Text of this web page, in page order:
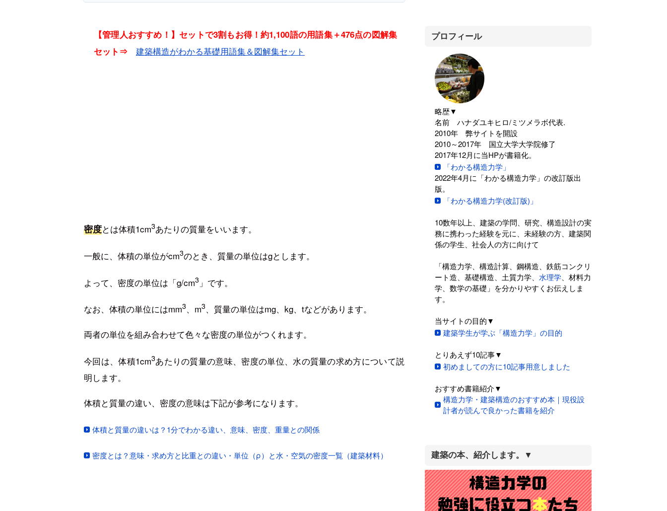
【管理人おすすめ！】セットで3割もお得！約1,100語の用語集＋476点の図解集
セット⇒ 建築構造がわかる基礎用語集＆図解集セット
密度とは体積1cm3あたりの質量をいいます。
一般に、体積の単位がcm3のとき、質量の単位はgとします。
よって、密度の単位は「g/cm3 」です。
なお、体積の単位にはmm3、m3、質量の単位はmg、kg、tなどがあります。
両者の単位を組み合わせて色々な密度の単位がつくれます。
今回は、体積1cm3あたりの質量の意味、密度の単位、水の質量の求め方について説
明します。
体積と質量の違い、密度の意味は下記が参考になります。
体積と質量の違いは？1分でわかる違い、意味、密度、重量との関係
密度とは？意味・求め方と比重との違い・単位（ρ）と水・空気の密度一覧（建築材料）
プロフィール
略歴▼
名前 ハナダユキヒロ/ミツメラボ代表.
2010年 弊サイトを開設
2010～2017年 国立大学大学院修了
2017年12月に当HPが書籍化。
「わかる構造力学」
2022年4月に「わかる構造力学」の改訂版出
版。
「わかる構造力学(改訂版)」
10数年以上、建築の学問、研究、構造設計の実
務に携わった経験を元に、未経験の方、建築関
係の学生、社会人の方に向けて
「構造力学、構造計算、鋼構造、鉄筋コンクリ
ート造、基礎構造、土質力学、 水理学 、材料力
学、数学の基礎」を分かりやすくお伝えしま
す。
当サイトの目的▼
建築学生が学ぶ「構造力学」の目的
とりあえず10記事▼
初めましての方に10記事用意しました
おすすめ書籍紹介▼
構造力学・建築構造のおすすめ本｜現役設
計者が読んで良かった書籍を紹介
建築の本、紹介します。▼